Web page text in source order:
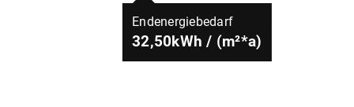
Endenergiebedarf
32,50kWh / (m²*a)